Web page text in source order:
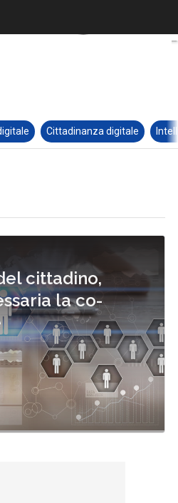
Cittadinanza digitale
cittadino,
la co-